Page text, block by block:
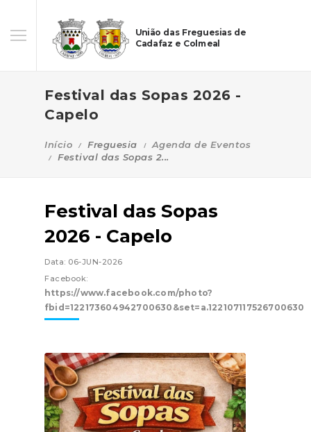
União das Freguesias de
Cadafaz e Colmeal
Festival das Sopas 2026 -
Capelo
Início Freguesia
Agenda de Eventos
Festival das Sopas 2...
Festival das Sopas
2026 - Capelo
Data: 06-JUN-2026
Facebook:
https://www.facebook.com/photo?
fbid=122173604942700630&set=a.122107117526700630